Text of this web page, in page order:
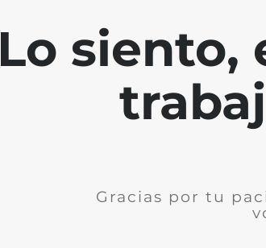
Lo siento,
Gracias por tu